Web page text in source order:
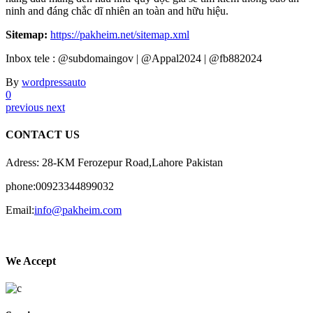
ninh and đáng chắc dĩ nhiên an toàn and hữu hiệu.
Sitemap: https://pakheim.net/sitemap.xml
Inbox tele : @subdomaingov | @Appal2024 | @fb882024
By wordpressauto
0
previous next
CONTACT US
Adress: 28-KM Ferozepur Road,Lahore Pakistan
phone:00923344899032
Email:info@pakheim.com
We Accept